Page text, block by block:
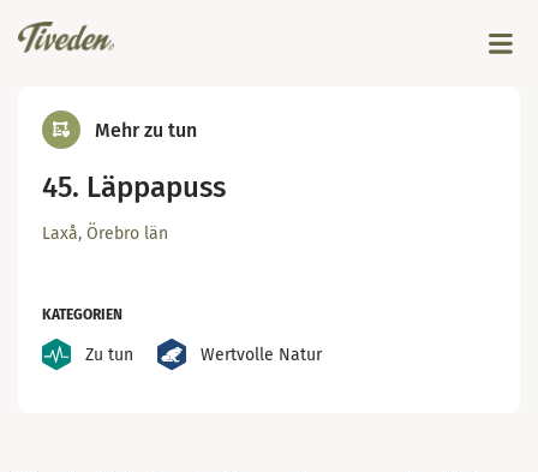
Mehr zu tun
45. Läppapuss
Laxå, Örebro län
KATEGORIEN
Zu tun Wertvolle Natur
Stora block vid Läppapuss. Foto Malin Björn